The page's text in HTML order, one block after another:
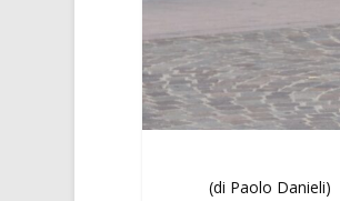
(di Paolo Danieli)